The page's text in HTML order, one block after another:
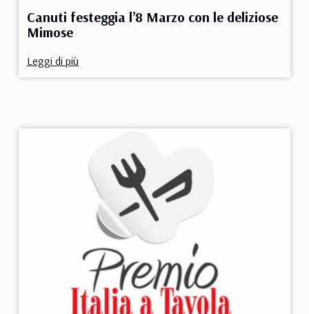
Canuti festeggia l’8 Marzo con le deliziose
Mimose
Leggi di più